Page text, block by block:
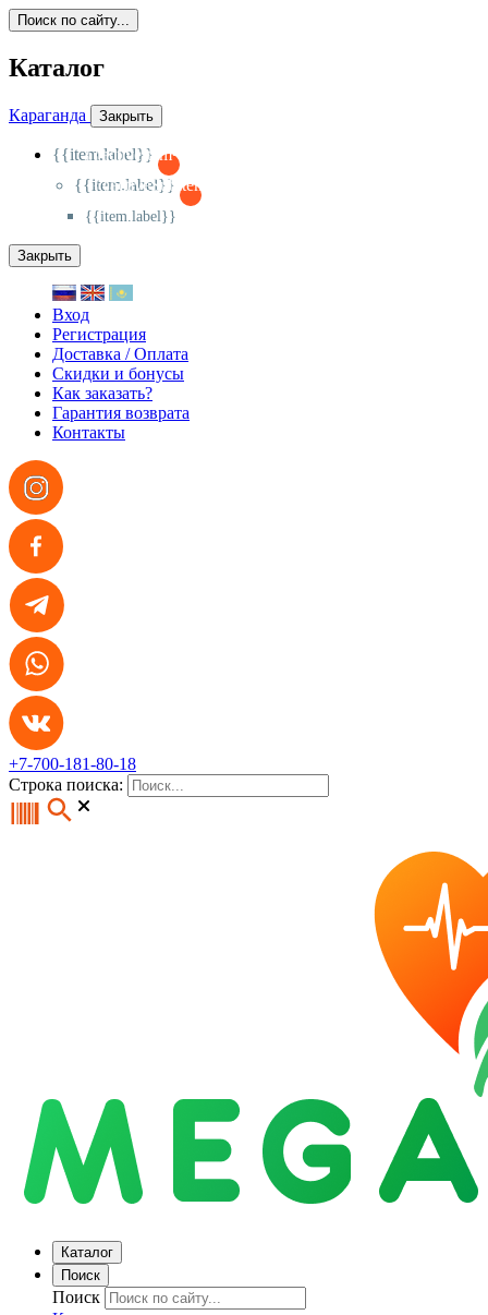
Поиск по сайту...
Каталог
Караганда Закрыть
{{item.label}}
{{activeItem==item.id?'-
{{item.label}}
{{activeSubitem==item.id?'-
{{item.label}}
Закрыть
Вход
Регистрация
Доставка / Оплата
Скидки и бонусы
Как заказать?
Гарантия возврата
Контакты
+7-700-181-80-18
Строка поиска:
Каталог
Поиск
Поиск